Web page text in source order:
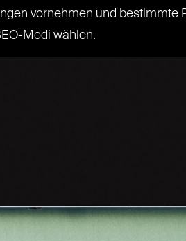
vornehmen und bestimmte
Modi wählen.